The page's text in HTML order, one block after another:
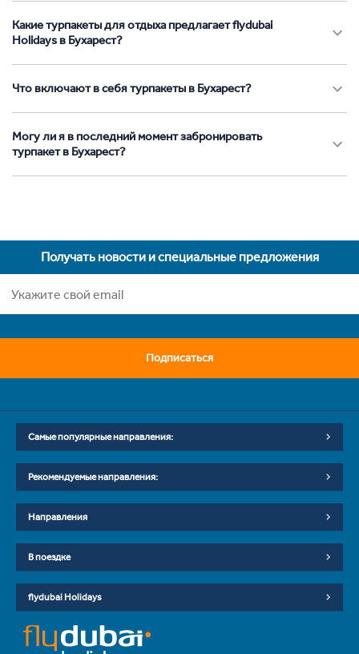
Какие турпакеты для отдыха предлагает flydubai
Holidays в Бухарест?
Что включают в себя турпакеты в Бухарест?
Могу ли я в последний момент забронировать
турпакет в Бухарест?
Получать новости и специальные предложения
Подписаться
Самые популярные направления:
Рекомендуемые направления:
Направления
В поездке
flydubai Holidays